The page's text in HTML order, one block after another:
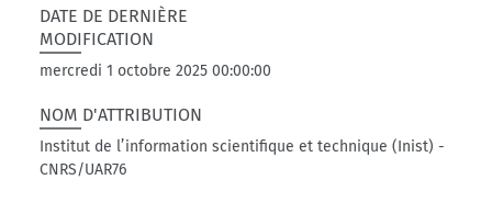
DATE DE DERNIÈRE
MODIFICATION
mercredi 1 octobre 2025 00:00:00
NOM D'ATTRIBUTION
Institut de l’information scientifique et technique (Inist) -
CNRS/UAR76